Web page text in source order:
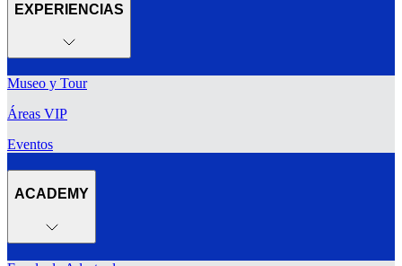
EXPERIENCIAS
Museo y Tour
Áreas VIP
Eventos
ACADEMY